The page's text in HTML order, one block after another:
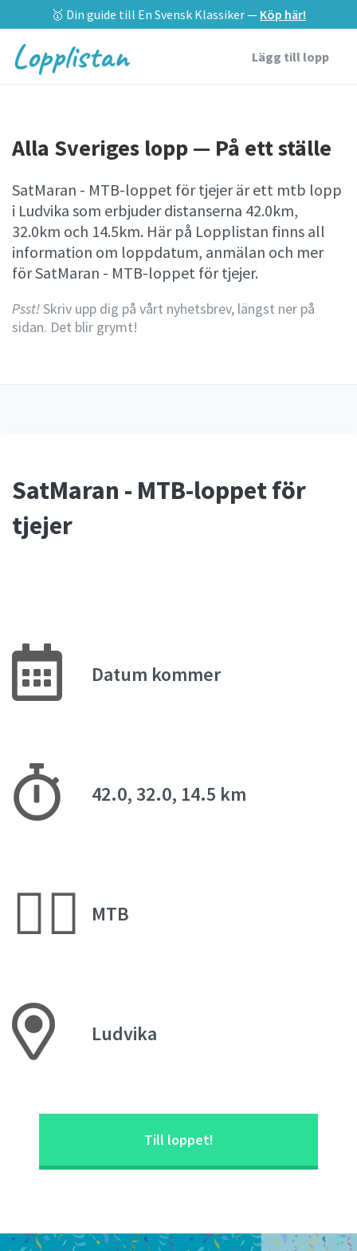
🥇 Din guide till En Svensk Klassiker — Köp här!
Lopplistan Lägg till lopp
Alla Sveriges lopp — På ett ställe
SatMaran - MTB-loppet för tjejer är ett mtb lopp
i Ludvika som erbjuder distanserna 42.0km,
32.0km och 14.5km. Här på Lopplistan finns all
information om loppdatum, anmälan och mer
för SatMaran - MTB-loppet för tjejer.
Psst!Skriv upp dig på vårt nyhetsbrev, längst ner på
sidan. Det blir grymt!
SatMaran - MTB-loppet för
tjejer
Datum kommer
42.0, 32.0, 14.5 km
🚵‍♂️ MTB
Ludvika
Till loppet!